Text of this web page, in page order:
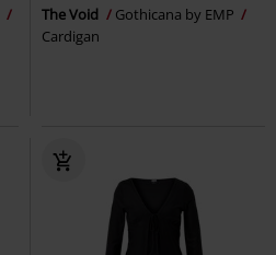
The Void
Gothicana by EMP
Cardigan